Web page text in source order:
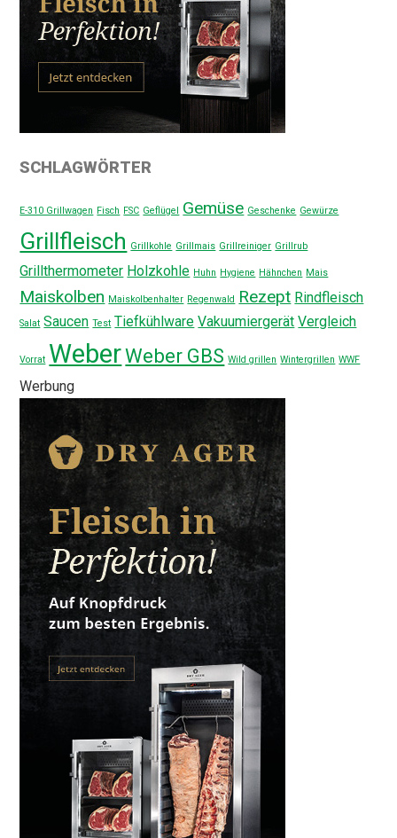
SCHLAGWÖRTER
E-310 Grillwagen Fisch FSC Geflügel Gemüse Geschenke Gewürze
Grillfleisch Grillkohle Grillmais Grillreiniger Grillrub
Grillthermometer Holzkohle Huhn Hygiene Hähnchen Mais
Maiskolben Maiskolbenhalter Regenwald Rezept Rindfleisch
Salat Saucen Test Tiefkühlware Vakuumiergerät Vergleich
Vorrat WeberWeber GBS Wild grillen Wintergrillen WWF
Werbung